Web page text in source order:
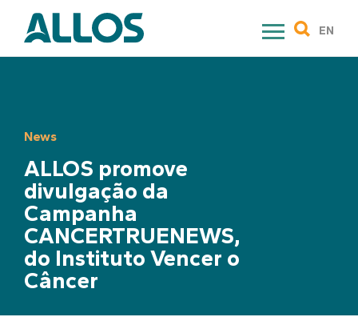
content
EN
News
ALLOS promove
divulgação da
Campanha
CANCERTRUENEWS,
do Instituto Vencer o
Câncer